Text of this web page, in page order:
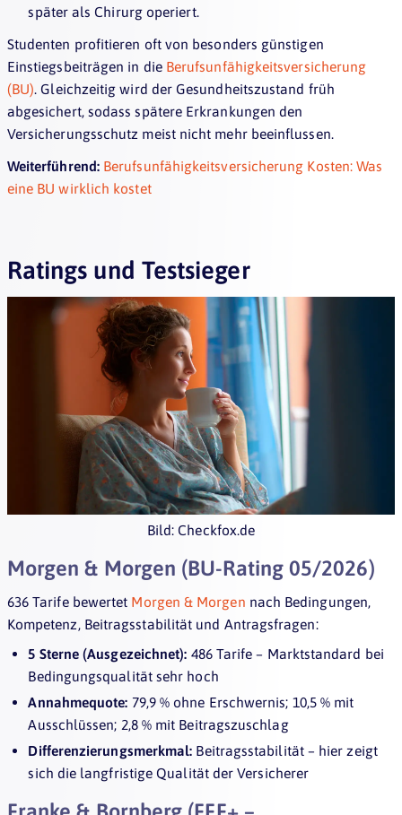
später als Chirurg operiert.
Studenten profitieren oft von besonders günstigen
Einstiegsbeiträgen in die Berufsunfähigkeitsversicherung
(BU). Gleichzeitig wird der Gesundheitszustand früh
abgesichert, sodass spätere Erkrankungen den
Versicherungsschutz meist nicht mehr beeinflussen.
Weiterführend: Berufsunfähigkeitsversicherung Kosten: Was
eine BU wirklich kostet
Ratings und Testsieger
Bild: Checkfox.de
Morgen & Morgen (BU-Rating 05/2026)
636 Tarife bewertet Morgen & Morgen nach Bedingungen,
Kompetenz, Beitragsstabilität und Antragsfragen:
5 Sterne (Ausgezeichnet): 486 Tarife – Marktstandard bei
Bedingungsqualität sehr hoch
Annahmequote: 79,9 % ohne Erschwernis; 10,5 % mit
Ausschlüssen; 2,8 % mit Beitragszuschlag
Differenzierungsmerkmal: Beitragsstabilität – hier zeigt
sich die langfristige Qualität der Versicherer